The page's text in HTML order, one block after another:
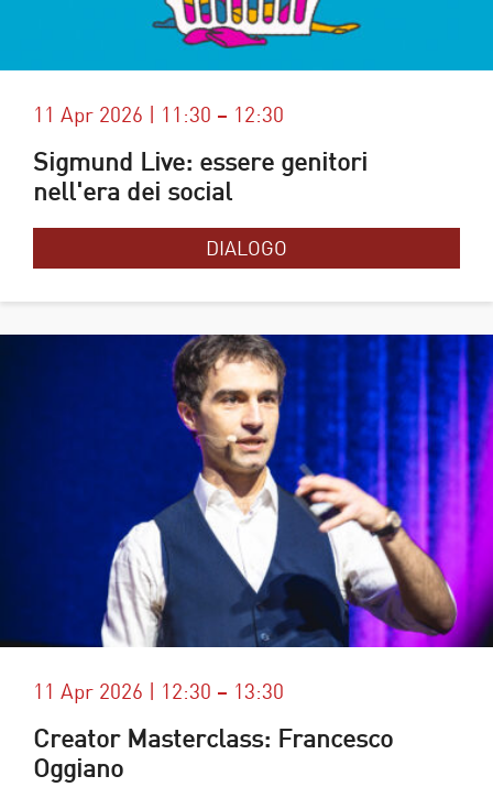
11 Apr 2026 | 11:30 – 12:30
Sigmund Live: essere genitori
nell'era dei social
DIALOGO
11 Apr 2026 | 12:30 – 13:30
Creator Masterclass: Francesco
Oggiano